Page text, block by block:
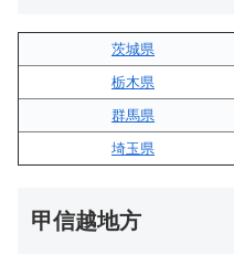
茨城県
栃木県
群馬県
埼玉県
甲信越地方